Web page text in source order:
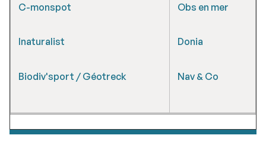
C-monspot
Inaturalist
Biodiv'sport / Géotreck
Obs en mer
Donia
Nav & Co